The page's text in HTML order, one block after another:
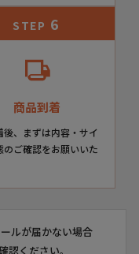
あふれるデザインと
により、長時間歩い
ーディネートに最適
STEP 6
商品到着
後、まずは内容・サイ
のご確認をお願いいた
ルが届かない場合
ください。